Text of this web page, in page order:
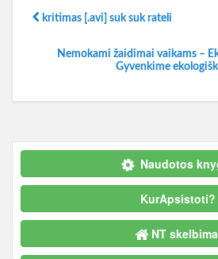
kritimas [.avi] suk suk rateli
Nemokami žaidimai vaikams –
Gyvenkime
Naudotos
KurApsistoti?
NT